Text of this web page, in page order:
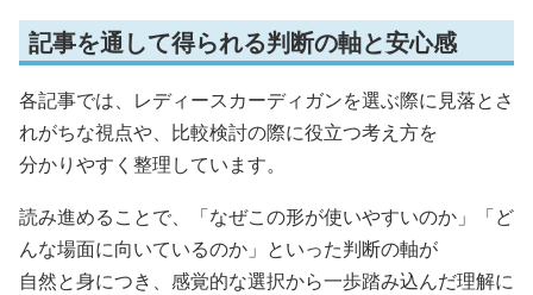
記事を通して得られる判断の軸と安心感
各記事では、レディースカーディガンを選ぶ際に見落とさ
れがちな視点や、比較検討の際に役立つ考え方を
分かりやすく整理しています。
読み進めることで、「なぜこの形が使いやすいのか」「ど
んな場面に向いているのか」といった判断の軸が
自然と身につき、感覚的な選択から一歩踏み込んだ理解に